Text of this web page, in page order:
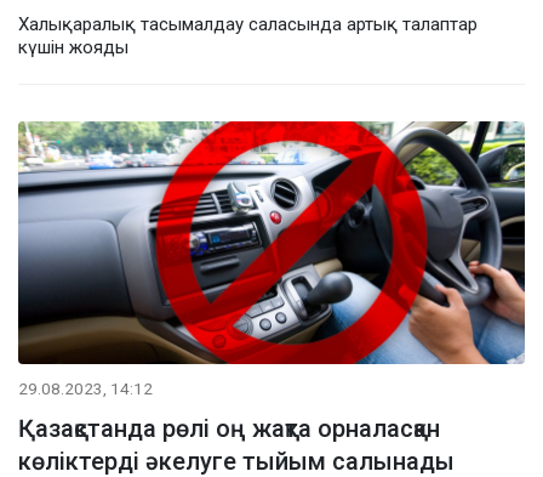
Халықаралық тасымалдау саласында артық талаптар
күшін жояды
29.08.2023, 14:12
Қазақстанда рөлі оң жақта орналасқан
көліктерді әкелуге тыйым салынады